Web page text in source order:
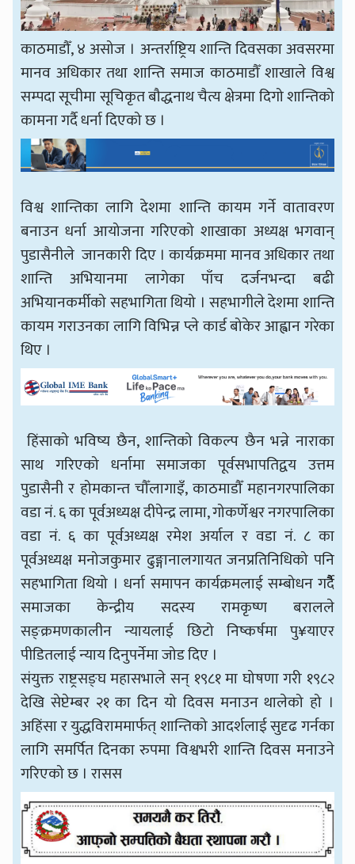
काठमाडौँ, ४ असोज । अन्तर्राष्ट्रिय शान्ति दिवसका अवसरमा
मानव अधिकार तथा शान्ति समाज काठमाडौँ शाखाले विश्व
सम्पदा सूचीमा सूचिकृत बौद्धनाथ चैत्य क्षेत्रमा दिगो शान्तिको
कामना गर्दै धर्ना दिएको छ ।
विश्व शान्तिका लागि देशमा शान्ति कायम गर्ने वातावरण
बनाउन धर्ना आयोजना गरिएको शाखाका अध्यक्ष भगवान्
पुडासैनीले जानकारी दिए । कार्यक्रममा मानव अधिकार तथा
शान्ति अभियानमा लागेका पाँच दर्जनभन्दा बढी
अभियानकर्मीको सहभागिता थियो । सहभागीले देशमा शान्ति
कायम गराउनका लागि विभिन्न प्ले कार्ड बोकेर आह्वान गरेका
थिए ।
हिंसाको भविष्य छैन, शान्तिको विकल्प छैन भन्ने नाराका
साथ गरिएको धर्नामा समाजका पूर्वसभापतिद्वय उत्तम
पुडासैनी र होमकान्त चौँलागाइँ, काठमाडौँ महानगरपालिका
वडा नं. ६ का पूर्वअध्यक्ष दीपेन्द्र लामा, गोकर्णेश्वर नगरपालिका
वडा नं. ६ का पूर्वअध्यक्ष रमेश अर्याल र वडा नं. ८ का
पूर्वअध्यक्ष मनोजकुमार ढुङ्गानालगायत जनप्रतिनिधिको पनि
सहभागिता थियो । धर्ना समापन कार्यक्रमलाई सम्बोधन गर्दैै
समाजका केन्द्रीय सदस्य रामकृष्ण बरालले
सङ्क्रमणकालीन न्यायलाई छिटो निष्कर्षमा पु¥याएर
पीडितलाई न्याय दिनुपर्नेमा जोड दिए ।
संयुक्त राष्ट्रसङ्घ महासभाले सन् १९८१ मा घोषणा गरी १९८२
देखि सेप्टेम्बर २१ का दिन यो दिवस मनाउन थालेको हो ।
अहिंसा र युद्धविराममार्फत् शान्तिको आदर्शलाई सुदृढ गर्नका
लागि समर्पित दिनका रुपमा विश्वभरी शान्ति दिवस मनाउने
गरिएको छ । रासस